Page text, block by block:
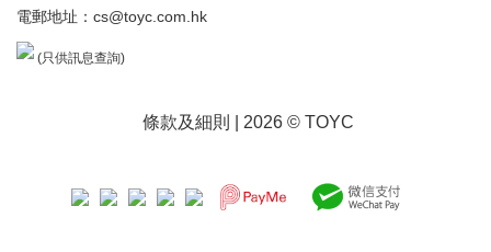
電郵地址： cs@toyc.com.hk
(只供訊息查詢)
條款及細則 | 2026 © TOYC